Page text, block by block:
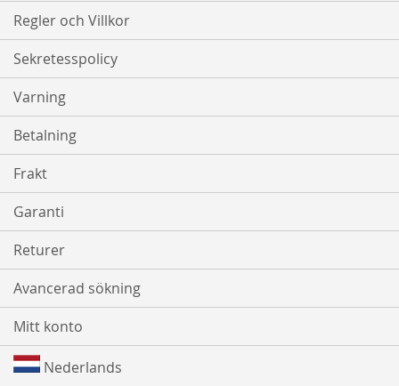
Regler och Villkor
Sekretesspolicy
Varning
Betalning
Frakt
Garanti
Returer
Avancerad sökning
Mitt konto
Nederlands